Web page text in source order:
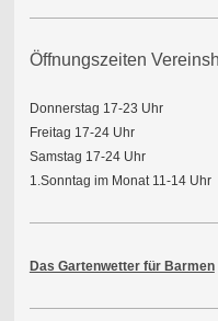
Öffnungszeiten
Donnerstag 17-23 Uhr
Freitag 17-24 Uhr
Samstag 17-24 Uhr
1.Sonntag im Monat 11-14 Uhr
Das Gartenwetter für Barmen